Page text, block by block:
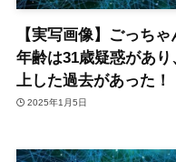
【実写画像】ごっち
年齢は31歳疑惑があ
上した過去があった！
2025年1月5日